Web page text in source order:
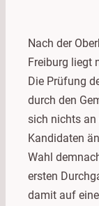
Nach der
Freiburg liegt
Die Prüfung
durch den
sich nichts an
Kandidaten
Wahl
ersten
damit auf